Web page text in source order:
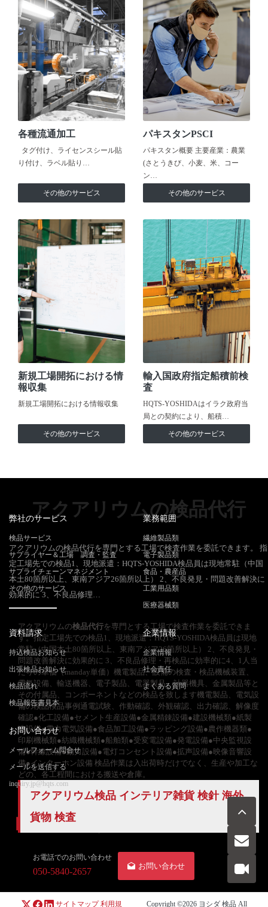
各種流通加工
タグ付け、ライセンスシール貼
り付け、ラベル貼り…
その他のサービス
パキスタンPSCI
パキスタン概要 主要産業：農業
(さとうきび、小麦、米、コー
ン…
その他のサービス
新規工場開拓における情
報収集
新規工場開拓における情報収集
その他のサービス
輸入国政府指定船積前検
査
HQTS-YOSHIDAはイラク政府当
局との契約により、船積…
その他のサービス
アクアリウムの検品代行
アクアリウムの検品代行を専門とする工場で検査作業を委託できます。 指
定工場先での検品1、現地派遣：HQTS-YOSHIDA検品員は現地常駐（中国
本土80箇所以上、東南アジア26箇所以上） 2、不良発見・問題改善解決に
効果的に 3、不良品修理…
アクアリウムの検品代行を専門とする工場で検査作業を委託できま
す。指定工場先での検品1、現地派遣：HQTS-YOSHIDA検品員は現地
常駐（中国本土80箇所以上、東南アジア26箇所以上） 2、不良発見・
問題改善解決に効果的に 3、不良品修理・再検品に効率的に4、1人当
たりの単価（manday単価）機電製品、設備の検査・検品機械装置、
電気設備、輸送機器、電子製品、電器製品、計器機具、金属製品等と
その付属品、コンポーネントなどの検品を致します機電製品、電気設
備の検品検品事例通電試験、作動確認、外観確認、出力確認、解像度
確認●化工設備●セメント生産設備●金属精錬設備●建設機械類●紙製
造設備●電力電気設備●食品加工設備●ラッピング設備●農作機器類●
印刷機械類●紡織機械類●船舶類●受変電設備●発電設備●中央監視設
備●幹線設備●動力設備●電灯コンセント設備●拡声設備●映像音響設
備●インターホン設備 検品作業は入出荷時だけでなく、生産や加工な
どの、各工程間における搬送や倉庫。
アクアリウム検品 インテリア雑貨 検針 海外
貨物 検査
弊社のサービス
検品サービス
サプライヤー＆工場 調査・監査
サプライチェーンマネジメント
その他のサービス
業務範囲
繊維製品類
電子製品類
食品・農産品
工業用品類
医療器械類
資料請求
持込検品お知らせ
出張検品お知らせ
検品流れ
検品報告書見本
企業情報
企業情報
社会責任
よくある質問
お問い合わせ
メールフォーム問合せ
メールを送信する
inquiry.jp@hqts.com
お電話でのお問い合わせ
050-5840-2657
お問い合わせ
サイトマップ 利用規 Copyright ©2026 ヨシダ 検品 All